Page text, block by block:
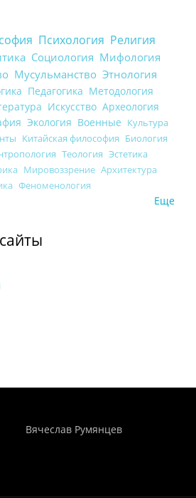
Психология Религия
Социология Мифология
Мусульманство Этнология
Педагогика Методология
Искусство Археология
Экология Военные Культура
Китайская философия Биология
Теология Эстетика
Мировоззрение Архитектура
Феноменология
Еще
Вячеслав Румянцев